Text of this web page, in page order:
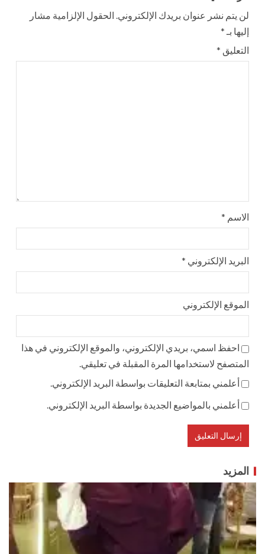
لن يتم نشر عنوان بريدك الإلكتروني. الحقول الإلزامية مشار
إليها بـ *
التعليق *
الاسم *
البريد الإلكتروني *
الموقع الإلكتروني
احفظ اسمي، بريدي الإلكتروني، والموقع الإلكتروني في هذا
المتصفح لاستخدامها المرة المقبلة في تعليقي.
أعلمني بمتابعة التعليقات بواسطة البريد الإلكتروني.
أعلمني بالمواضيع الجديدة بواسطة البريد الإلكتروني.
المزيد